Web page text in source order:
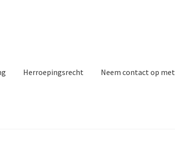
Herroepingsrecht Neem contact op met